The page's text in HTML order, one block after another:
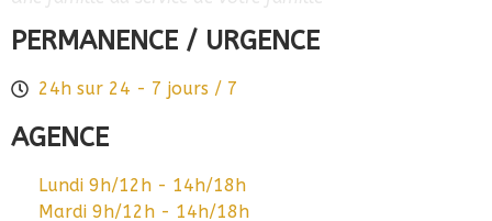
PERMANENCE / URGENCE
24h sur 24 - 7 jours / 7
AGENCE
Lundi 9h/12h - 14h/18h
Mardi 9h/12h - 14h/18h